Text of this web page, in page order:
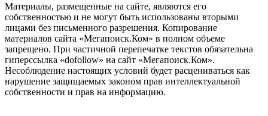
Материалы, размещенные на сайте, являются его
собственностью и не могут быть использованы вторыми
лицами без письменного разрешения. Копирование
материалов сайта «Мегапоиск.Ком» в полном объеме
запрещено. При частичной перепечатке текстов обязательна
гиперссылка «dofollow» на сайт «Мегапоиск.Ком».
Несоблюдение настоящих условий будет расцениваться как
нарушение защищаемых законом прав интеллектуальной
собственности и прав на информацию.